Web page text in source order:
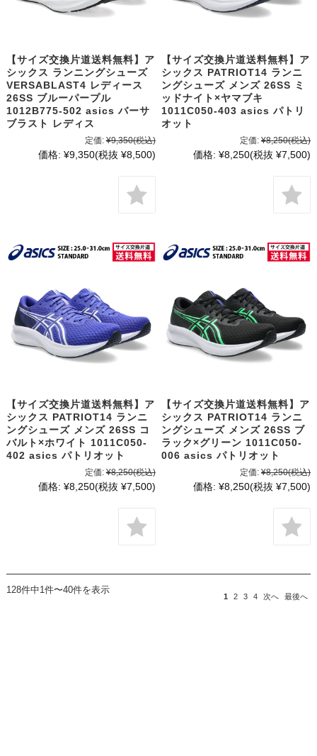
【サイズ交換片道送料無料】ア
シックス ランニングシューズ
VERSABLAST4 レディース
26SS ブルーパープル
1012B775-502 asics バーサ
ブラスト レディス
定価: ¥9,350(税込)
価格: ¥9,350(税抜 ¥8,500)
【サイズ交換片道送料無料】ア
シックス PATRIOT14 ランニ
ングシューズ メンズ 26SS ミ
ッドナイト×ヤマブキ
1011C050-403 asics パトリ
オット
定価: ¥8,250(税込)
価格: ¥8,250(税抜 ¥7,500)
【サイズ交換片道送料無料】ア
シックス PATRIOT14 ランニ
ングシューズ メンズ 26SS コ
バルト×ホワイト 1011C050-
402 asics パトリオット
定価: ¥8,250(税込)
価格: ¥8,250(税抜 ¥7,500)
【サイズ交換片道送料無料】ア
シックス PATRIOT14 ランニ
ングシューズ メンズ 26SS ブ
ラック×グリーン 1011C050-
006 asics パトリオット
定価: ¥8,250(税込)
価格: ¥8,250(税抜 ¥7,500)
128件中1件〜40件を表示
1 2 3 4 次へ 最後へ